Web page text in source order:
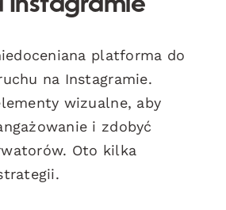
Instagramie
platforma do
na Instagramie.
wizualne, aby
i zdobyć
Oto kilka